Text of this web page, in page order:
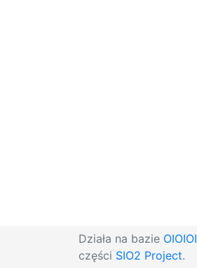
Działa na bazie OIOIOI
części SIO2 Project.